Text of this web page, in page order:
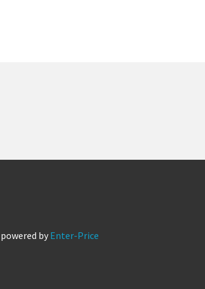
powered by Enter-Price